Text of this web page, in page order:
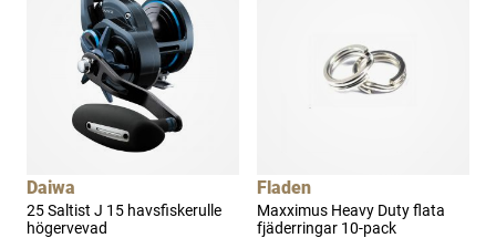
Daiwa
25 Saltist J 15 havsfiskerulle
högervevad
Fladen
Maxximus Heavy Duty flata
fjäderringar 10-pack